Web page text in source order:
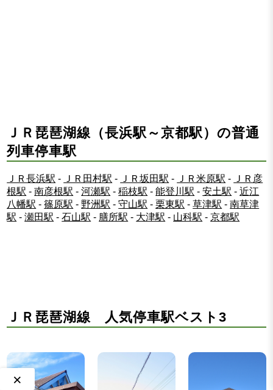
ＪＲ琵琶湖線（長浜駅～京都駅）の普通
列車停車駅
ＪＲ長浜駅 - ＪＲ田村駅 - ＪＲ坂田駅 - ＪＲ米原駅 -
ＪＲ彦
根駅 -南彦根駅 -河瀬駅 -稲枝駅 -能登川駅 -安土駅 -近江
八幡駅 -篠原駅 - 野洲駅 -守山駅 -栗東駅 -草津駅 -南草津
駅 -瀬田駅 -石山駅 - 膳所駅 - 大津駅 - 山科駅 -京都駅
ＪＲ琵琶湖線 人気停車駅ベスト3
×